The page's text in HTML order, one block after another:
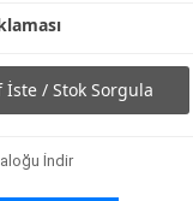
İste / Stok Sorgula
İndir